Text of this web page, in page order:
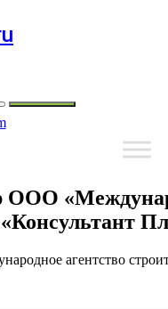
агентство